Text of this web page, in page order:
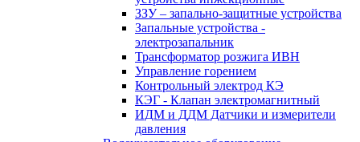
ЗЗУ – запально-защитные устройства
Запальные устройства -
электрозапальник
Трансформатор розжига ИВН
Управление горением
Контрольный электрод КЭ
КЭГ - Клапан электромагнитный
ИДМ и ДДМ Датчики и измерители
давления